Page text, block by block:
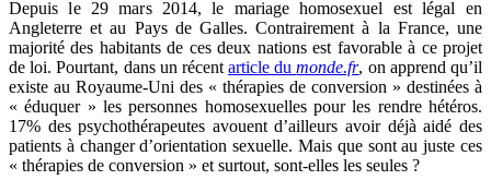
Depuis le 29 mars 2014, le mariage homosexuel est légal en
Angleterre et au Pays de Galles. Contrairement à la France, une
majorité des habitants de ces deux nations est favorable à ce projet
de loi. Pourtant, dans un récentarticle dumonde.fr, on apprend qu’il
existe au Royaume-Uni des « thérapies de conversion » destinées à
« éduquer » les personnes homosexuelles pour les rendre hétéros.
17% des psychothérapeutes avouent d’ailleurs avoir déjà aidé des
patients à changer d’orientation sexuelle. Mais que sont au juste ces
« thérapies de conversion » et surtout, sont-elles les seules ?